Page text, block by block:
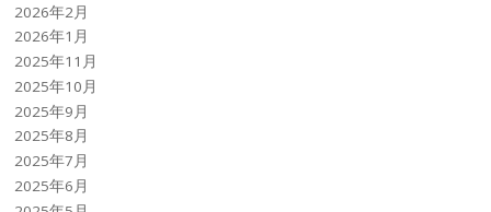
2026年2月
2026年1月
2025年11月
2025年10月
2025年9月
2025年8月
2025年7月
2025年6月